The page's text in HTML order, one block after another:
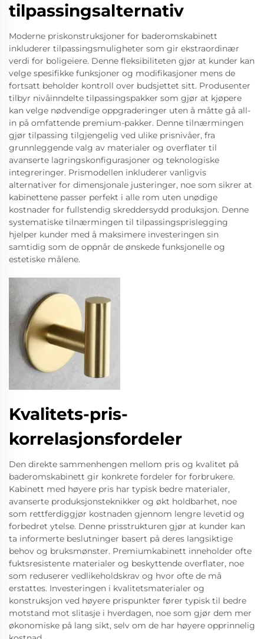
tilpassingsalternativ
Moderne priskonstruksjoner for baderomskabinett
inkluderer tilpassingsmuligheter som gir ekstraordinær
verdi for boligeiere. Denne fleksibiliteten gjør at kunder kan
velge spesifikke funksjoner og modifikasjoner mens de
fortsatt beholder kontroll over budsjettet sitt. Produsenter
tilbyr nivåinndelte tilpassingspakker som gjør at kjøpere
kan velge nødvendige oppgraderinger uten å måtte gå all-
in på omfattende premium-pakker. Denne tilnærmingen
gjør tilpassing tilgjengelig ved ulike prisnivåer, fra
grunnleggende valg av materialer og overflater til
avanserte lagringskonfigurasjoner og teknologiske
integreringer. Prismodellen inkluderer vanligvis
alternativer for dimensjonale justeringer, noe som sikrer at
kabinettene passer perfekt i alle rom uten unødige
kostnader for fullstendig skreddersydd produksjon. Denne
systematiske tilnærmingen til tilpassingsprislegging
hjelper kunder med å maksimere investeringen sin
samtidig som de oppnår de ønskede funksjonelle og
estetiske målene.
Kvalitets-pris-
korrelasjonsfordeler
Den direkte sammenhengen mellom pris og kvalitet på
baderomskabinett gir konkrete fordeler for forbrukere.
Kabinett med høyere pris har typisk bedre materialer,
avanserte produksjonsteknikker og økt holdbarhet, noe
som rettferdiggjør kostnaden gjennom lengre levetid og
forbedret ytelse. Denne prisstrukturen gjør at kunder kan
ta informerte beslutninger basert på deres langsiktige
behov og bruksmønster. Premiumkabinett inneholder ofte
fuktsresistente materialer og beskyttende overflater, noe
som reduserer vedlikeholdskrav og hvor ofte de må
erstattes. Investeringen i kvalitetsmaterialer og
konstruksjon ved høyere prispunkter fører typisk til bedre
motstand mot slitasje i hverdagen, noe som gjør dem mer
økonomiske på lang sikt, selv om de har høyere opprinnelig